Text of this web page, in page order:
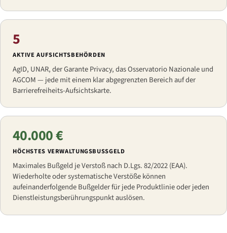
5
AKTIVE AUFSICHTSBEHÖRDEN
AgID, UNAR, der Garante Privacy, das Osservatorio Nazionale und
AGCOM — jede mit einem klar abgegrenzten Bereich auf der
Barrierefreiheits-Aufsichtskarte.
40.000 €
HÖCHSTES VERWALTUNGSBUSSGELD
Maximales Bußgeld je Verstoß nach D.Lgs. 82/2022 (EAA).
Wiederholte oder systematische Verstöße können
aufeinanderfolgende Bußgelder für jede Produktlinie oder jeden
Dienstleistungsberührungspunkt auslösen.